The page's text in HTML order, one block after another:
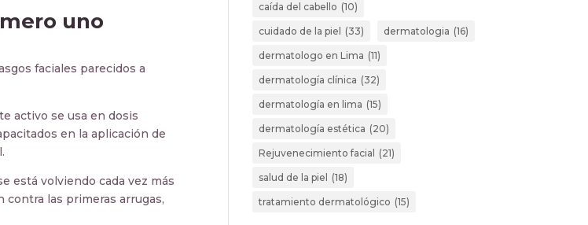
uno
faciales parecidos a
activo se usa en dosis
en la aplicación de
está volviendo cada vez más
las primeras arrugas,
caída del cabello (10)
cuidado de la piel (33) dermatologia (16)
dermatologo en Lima (11)
dermatología clínica (32)
dermatología en lima (15)
dermatología estética (20)
Rejuvenecimiento facial (21)
salud de la piel (18)
tratamiento dermatológico (15)